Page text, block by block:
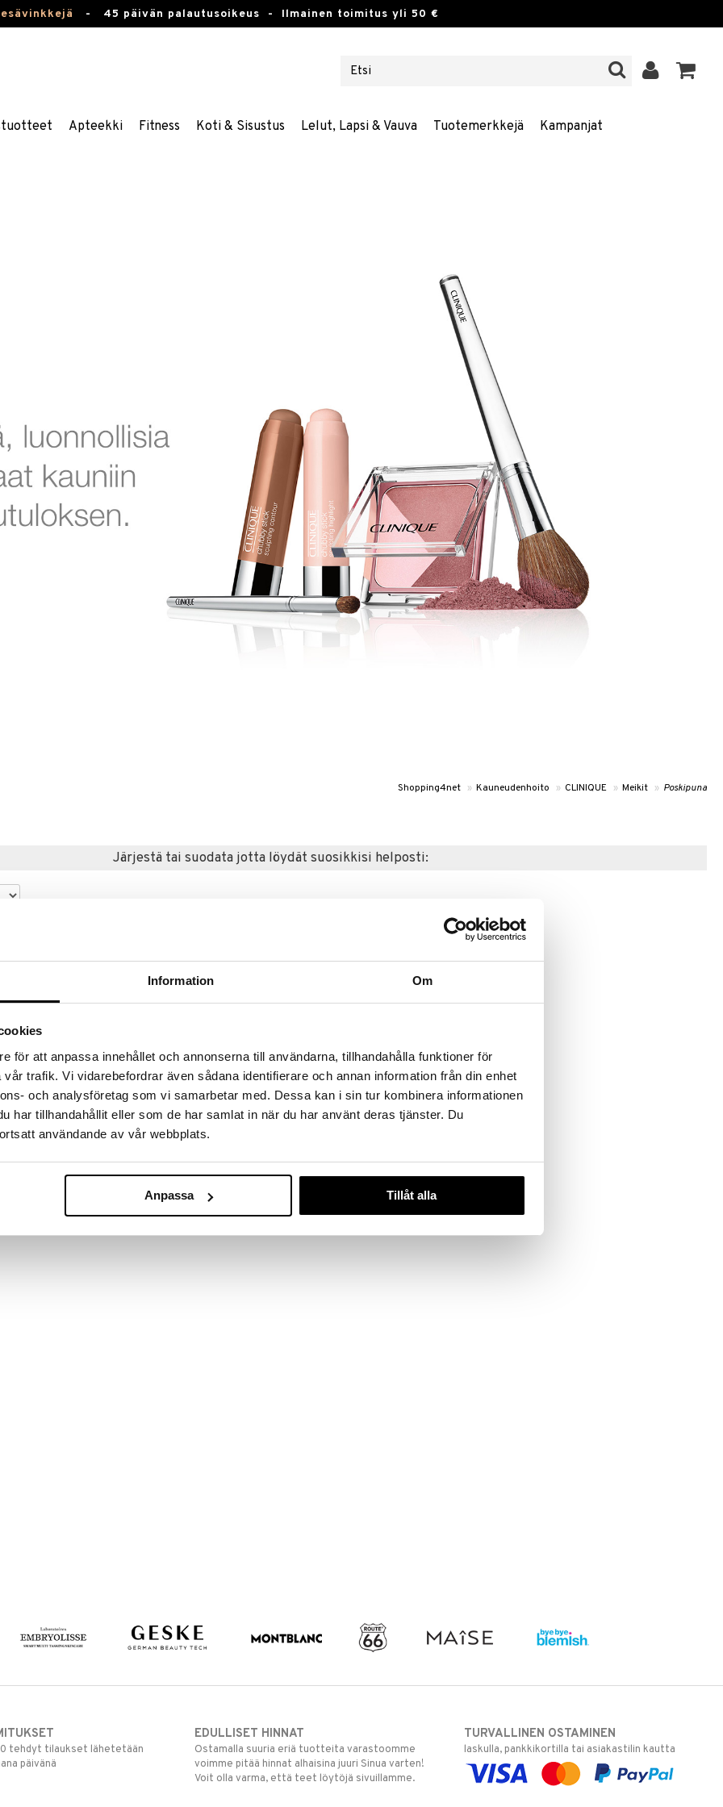
Information Om
för att anpassa innehållet och annonserna till användarna, tillhandahålla funktioner för
trafik. Vi vidarebefordrar även sådana identifierare och annan information från din enhet
och analysföretag som vi samarbetar med. Dessa kan i sin tur kombinera informationen
har tillhandahållit eller som de har samlat in när du har använt deras tjänster. Du
användande av vår webbplats.
Anpassa Tillåt alla
- 45 päivän palautusoikeus - Ilmainen toimitus yli 50 €
Apteekki Fitness Koti & Sisustus Lelut, Lapsi & Vauva Tuotemerkkejä Kampanjat
Shopping4net » Kauneudenhoito » CLINIQUE » Meikit » Poskipuna
Järjestä tai suodata jotta löydät suosikkisi helposti:
Saatavana useana vaihtoehtona
Clinique Cheek Pop
CLINIQUE
poskille
kampanja
Saatavana useana vaihtoehtona
CLINIQUE
huulille Cliniquelta
kampanja
Saatavana useana vaihtoehtona
puikkomuodossa Cliniquelta.
27,16 €
kampanja
tehdyt tilaukset lähetetään
päivänä
EDULLISET HINNAT
Ostamalla suuria eriä tuotteita varastoomme
voimme pitää hinnat alhaisina juuri Sinua varten!
Voit olla varma, että teet löytöjä sivuillamme.
TURVALLINEN OSTAMINEN
laskulla, pankkikortilla tai asiakastilin kautta